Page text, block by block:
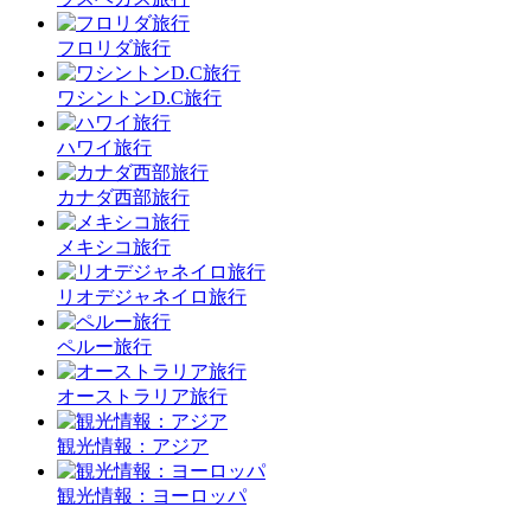
フロリダ旅行
ワシントンD.C旅行
ハワイ旅行
カナダ西部旅行
メキシコ旅行
リオデジャネイロ旅行
ペルー旅行
オーストラリア旅行
観光情報：アジア
観光情報：ヨーロッパ